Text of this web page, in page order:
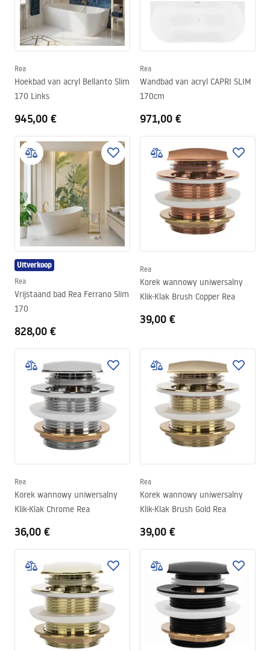
Rea
Hoekbad van acryl Bellanto Slim
170 Links
945,00 €
Rea
Wandbad van acryl CAPRI SLIM
170cm
971,00 €
Uitverkoop
Rea
Vrijstaand bad Rea Ferrano Slim
170
828,00 €
Rea
Korek wannowy uniwersalny
Klik-Klak Brush Copper Rea
39,00 €
Rea
Korek wannowy uniwersalny
Klik-Klak Chrome Rea
36,00 €
Rea
Korek wannowy uniwersalny
Klik-Klak Brush Gold Rea
39,00 €